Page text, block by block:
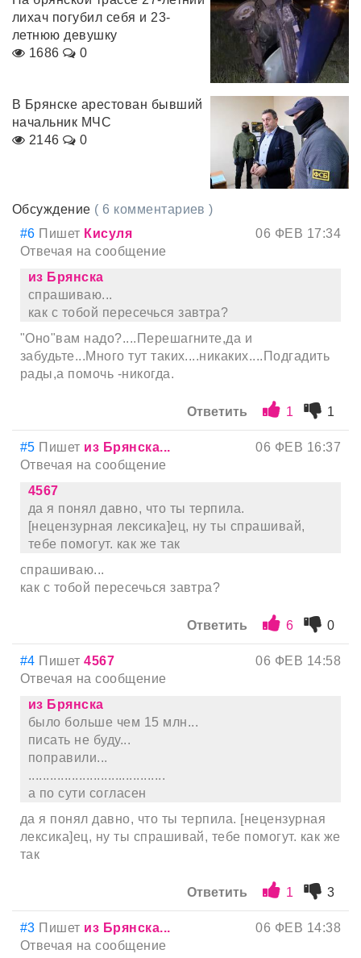
лихач погубил себя и 23-
летнюю девушку
1686
0
В Брянске арестован бывший
начальник МЧС
2146
0
Обсуждение ( 6 комментариев )
#6 Пишет Кисуля
06 ФЕВ 17:34
Отвечая на сообщение
из Брянска
спрашиваю...
как с тобой пересечься завтра?
"Оно"вам надо?....Перешагните,да и
забудьте...Много тут таких....никаких....Подгадить
рады,а помочь -никогда.
Ответить 1 1
#5 Пишет из Брянска...
06 ФЕВ 16:37
Отвечая на сообщение
4567
да я понял давно, что ты терпила.
[нецензурная лексика]ец, ну ты спрашивай,
тебе помогут. как же так
спрашиваю...
как с тобой пересечься завтра?
Ответить 6 0
#4 Пишет4567
06 ФЕВ 14:58
Отвечая на сообщение
из Брянска
было больше чем 15 млн...
писать не буду...
поправили...
......................................
а по сути согласен
да я понял давно, что ты терпила. [нецензурная
лексика]ец, ну ты спрашивай, тебе помогут. как же
так
Ответить 1 3
#3 Пишет из Брянска...
06 ФЕВ 14:38
Отвечая на сообщение